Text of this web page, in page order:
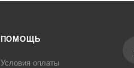
ПОМОЩЬ
Условия оплаты